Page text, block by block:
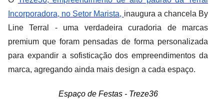
Incorporadora, no Setor Marista, inaugura a chancela By
Line Terral - uma verdadeira curadoria de marcas
premium que foram pensadas de forma personalizada
para expandir a sofisticação dos empreendimentos da
marca, agregando ainda mais design a cada espaço.
Espaço de Festas - Treze36